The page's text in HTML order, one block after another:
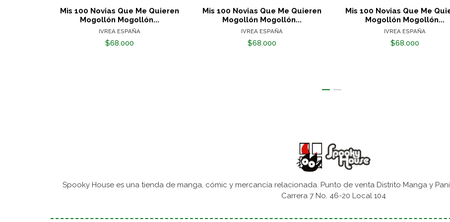
Mis 100 Novias Que Me Quieren
Mogollón Mogollón...
IVREA ESPAÑA
$68.000
Mis 100 Novias Que Me Quieren
Mogollón Mogollón...
IVREA ESPAÑA
$68.000
Mis 100 Novias Que Me
Mogollón Mogollón...
IVREA ESPAÑA
$68.000
Spooky House es una tienda de manga, cómic y mercancía relacionada. Punto de venta Distrito Manga y
Carrera 7 No. 46-20 Local 104